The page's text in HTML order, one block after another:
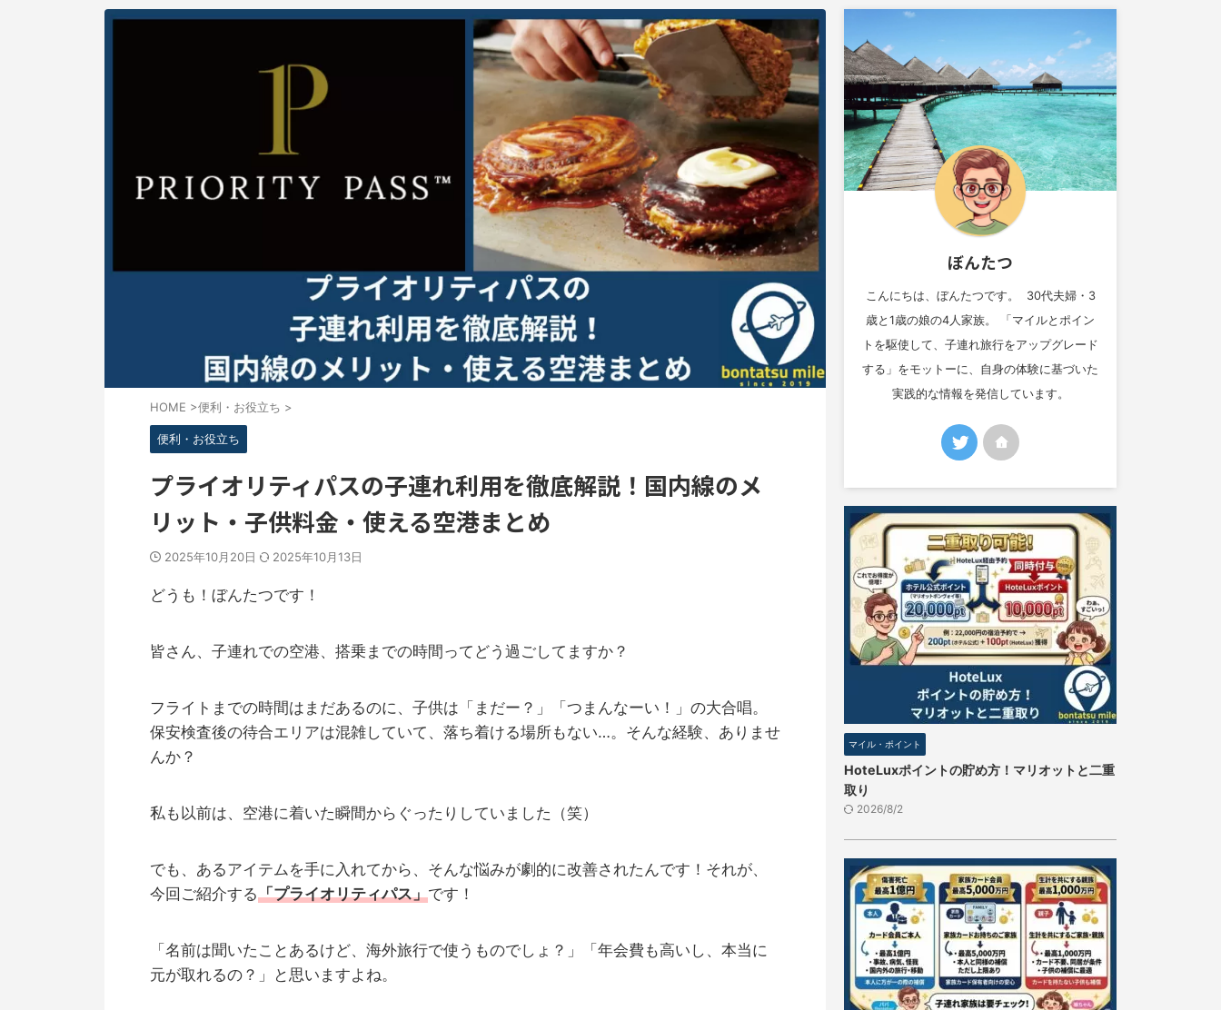
HOME >便利・お役立ち >
便利・お役立ち
プライオリティパスの子連れ利用を徹底解説！国内線のメ
リット・子供料金・使える空港まとめ
2025年10月20日 2025年10月13日
どうも！ぼんたつです！
皆さん、子連れでの空港、搭乗までの時間ってどう過ごしてますか？
フライトまでの時間はまだあるのに、子供は「まだー？」「つまんなーい！」の大合唱。
保安検査後の待合エリアは混雑していて、落ち着ける場所もない…。そんな経験、ありませ
んか？
私も以前は、空港に着いた瞬間からぐったりしていました（笑）
でも、あるアイテムを手に入れてから、そんな悩みが劇的に改善されたんです！それが、
今回ご紹介する「プライオリティパス」です！
「名前は聞いたことあるけど、海外旅行で使うものでしょ？」「年会費も高いし、本当に
元が取れるの？」と思いますよね。
ぼんたつ
こんにちは、ぼんたつです。 30代夫婦・3
歳と1歳の娘の4人家族。 「マイルとポイン
トを駆使して、子連れ旅行をアップグレード
する」をモットーに、自身の体験に基づいた
実践的な情報を発信しています。
マイル・ポイント
HoteLuxポイントの貯め方！マリオットと二重
取り
2026/8/2